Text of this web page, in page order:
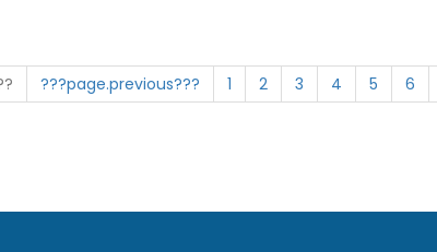
???page.previous??? 1 2 3 4 5 6